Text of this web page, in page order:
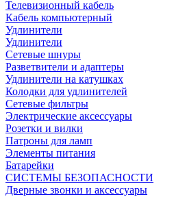
Телевизионный кабель
Кабель компьютерный
Удлинители
Удлинители
Сетевые шнуры
Разветвители и адаптеры
Удлинители на катушках
Колодки для удлинителей
Сетевые фильтры
Электрические аксессуары
Розетки и вилки
Патроны для ламп
Элементы питания
Батарейки
СИСТЕМЫ БЕЗОПАСНОСТИ
Дверные звонки и аксессуары